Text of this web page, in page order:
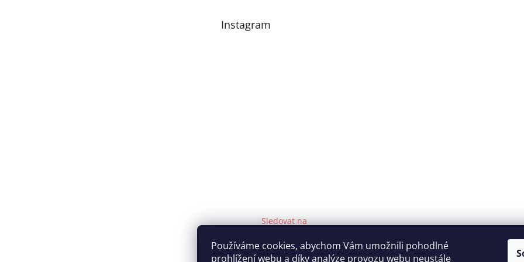
Používáme cookies, abychom Vám umožnili pohodlné
prohlížení webu a díky analýze provozu webu neustále
Instagram
Sledovat na